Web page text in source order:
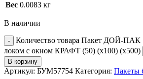
Вес 0.0083 кг
В наличии
Количество товара Пакет ДОЙ-ПАК
локом с окном КРАФТ (50) (х100) (х500)
В корзину
Артикул: БУМ57754 Категория: Пакеты